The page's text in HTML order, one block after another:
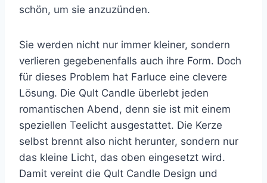
schön, um sie anzuzünden.
Sie werden nicht nur immer kleiner, sondern
verlieren gegebenenfalls auch ihre Form. Doch
für dieses Problem hat Farluce eine clevere
Lösung. Die Qult Candle überlebt jeden
romantischen Abend, denn sie ist mit einem
speziellen Teelicht ausgestattet. Die Kerze
selbst brennt also nicht herunter, sondern nur
das kleine Licht, das oben eingesetzt wird.
Damit vereint die Qult Candle Design und